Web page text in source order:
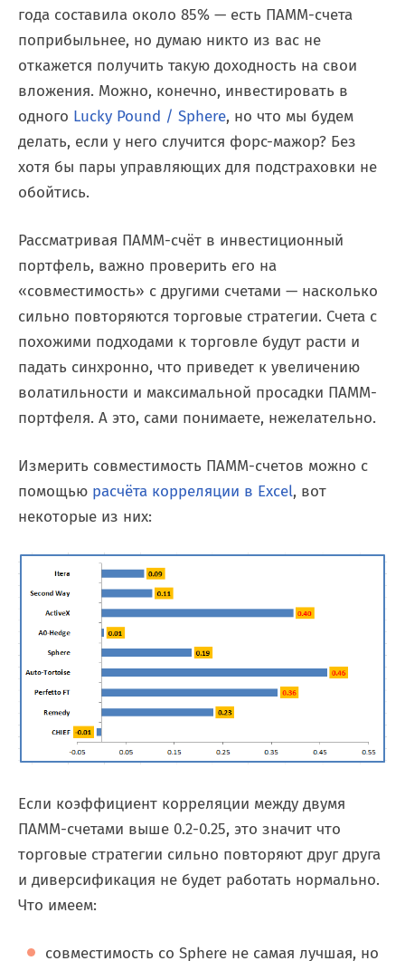
года составила около 85% — есть ПАММ-счета
поприбыльнее, но думаю никто из вас не
откажется получить такую доходность на свои
вложения. Можно, конечно, инвестировать в
одного Lucky Pound / Sphere, но что мы будем
делать, если у него случится форс-мажор? Без
хотя бы пары управляющих для подстраховки не
обойтись.
Рассматривая ПАММ-счёт в инвестиционный
портфель, важно проверить его на
«совместимость» с другими счетами — насколько
сильно повторяются торговые стратегии. Счета с
похожими подходами к торговле будут расти и
падать синхронно, что приведет к увеличению
волатильности и максимальной просадки ПАММ-
портфеля. А это, сами понимаете, нежелательно.
Измерить совместимость ПАММ-счетов можно с
помощью расчёта корреляции в Excel, вот
некоторые из них:
Если коэффициент корреляции между двумя
ПАММ-счетами выше 0.2-0.25, это значит что
торговые стратегии сильно повторяют друг друга
и диверсификация не будет работать нормально.
Что имеем:
совместимость со Sphere не самая лучшая, но